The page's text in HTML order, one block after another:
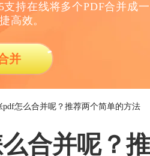
支持在线将多个PDF合并成
高效。
并
pdf怎么合并呢？推荐两个简单的方法
合并呢？